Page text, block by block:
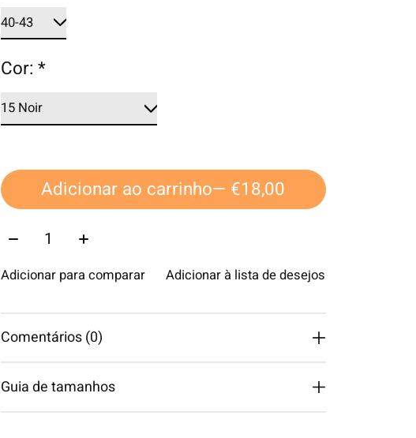
Cor:*
Adicionar ao carrinho
— €18,00
Quantidade:
Adicionar para comparar Adicionar à lista de desejos
Comentários (0)
Guia de tamanhos